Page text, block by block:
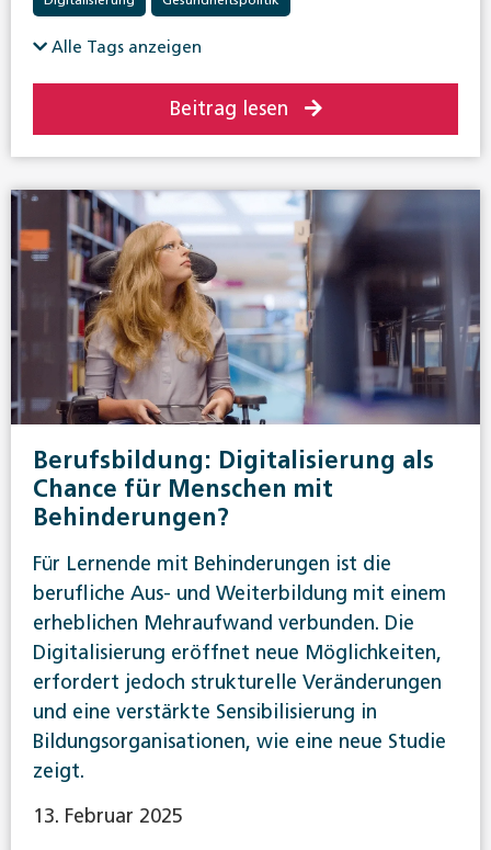
Alle Tags anzeigen
Beitrag lesen
Berufsbildung: Digitalisierung als
Chance für Menschen mit
Behinderungen?
Für Lernende mit Behinderungen ist die
berufliche Aus- und Weiterbildung mit einem
erheblichen Mehraufwand verbunden. Die
Digitalisierung eröffnet neue Möglichkeiten,
erfordert jedoch strukturelle Veränderungen
und eine verstärkte Sensibilisierung in
Bildungsorganisationen, wie eine neue Studie
zeigt.
13. Februar 2025